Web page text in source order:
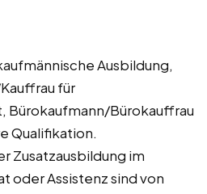
Ausbildung,
für
Bürokaufmann/Bürokauffrau
Qualifikation.
Zusatzausbildung im
oder Assistenz sind von